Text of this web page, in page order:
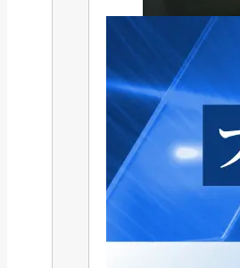
補助金・助成金
2025年最新
成金「賃金規...
2025/08/06